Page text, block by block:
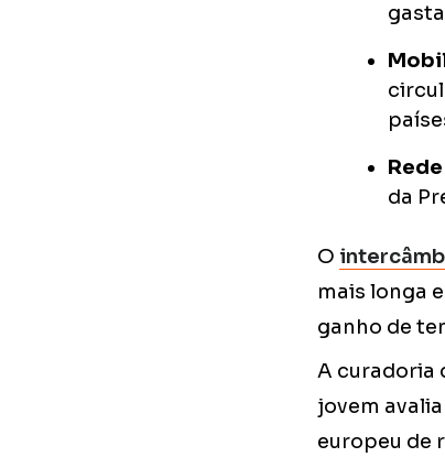
da
O
mais longa
ganho de
A curadoria
jovem
europeu de